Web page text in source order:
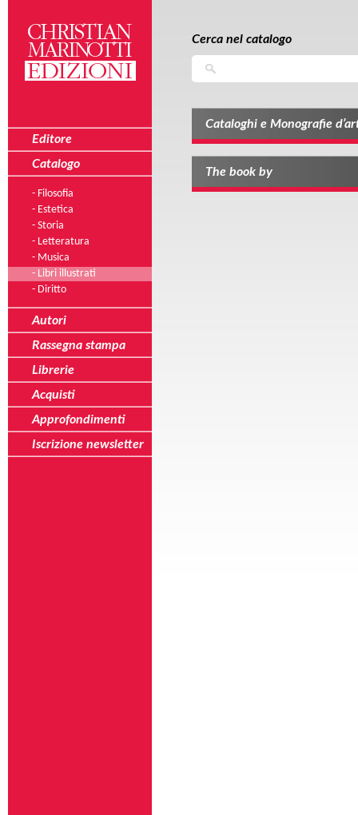
Cerca nel catalogo
Cerca
Cataloghi e Monografie
The book by
Editore
Catalogo
- Filosofia
- Estetica
- Storia
- Letteratura
- Musica
- Libri illustrati
- Diritto
Autori
Rassegna stampa
Librerie
Acquisti
Approfondimenti
Iscrizione newsletter